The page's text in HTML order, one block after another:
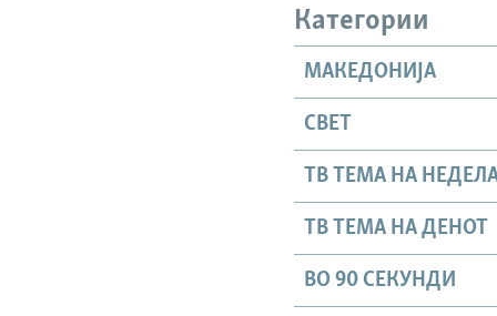
Категории
МАКЕДОНИЈА
СВЕТ
ТВ ТЕМА НА
ТВ ТЕМА НА ДЕНОТ
ВО 90 СЕКУНДИ